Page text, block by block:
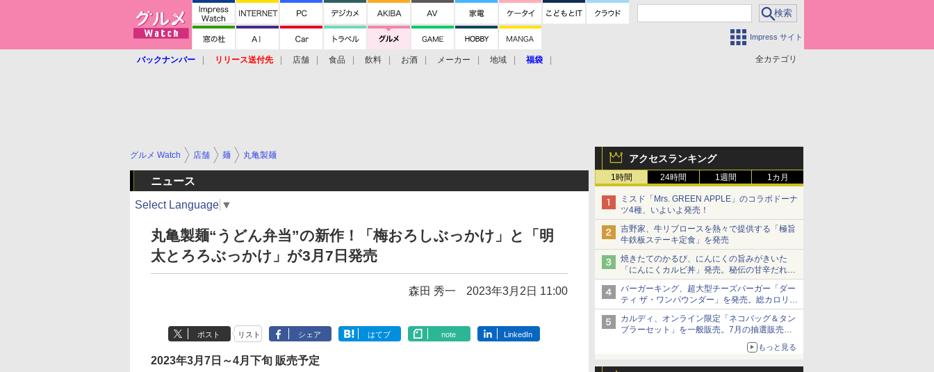
Impress サイト
全カテゴリ
バックナンバー リリース送付先 店舗 食品 飲料 お酒 メーカー 地域 福袋
アクセスランキング
1時間 24時間 1週間 1カ月
ミスド「Mrs. GREEN APPLE」のコラボドーナ
ツ4種、いよいよ発売！
吉野家、牛リブロースを熱々で提供する「極旨
牛鉄板ステーキ定食」を発売
焼きたてのかるび、にんにくの旨みがきいた
「にんにくカルビ丼」発売。秘伝の甘辛だれを
絡めた「豚カルビ丼」も復活
バーガーキング、超大型チーズバーガー「ダー
ティ ザ・ワンパウンダー」を発売。総カロリー
約1656kcal、総重量約527g！
カルディ、オンライン限定「ネコバッグ＆タン
ブラーセット」を一般販売。7月の抽選販売の
もっと見る
グルメ Watch 店舗 麺 丸亀製麺
ニュース
Select Language ▼
丸亀製麺“うどん弁当”の新作！「梅おろしぶっかけ」と「明
太とろろぶっかけ」が3月7日発売
森田 秀一 2023年3月2日 11:00
ポスト リスト シェア はてブ note LinkedIn
2023年3月7日～4月下旬 販売予定